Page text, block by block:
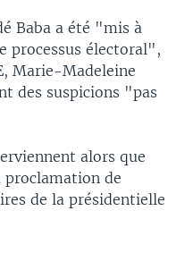
Baba a été "mis à
processus électoral",
Marie-Madeleine
des suspicions "pas
alors que
proclamation de
de la présidentielle